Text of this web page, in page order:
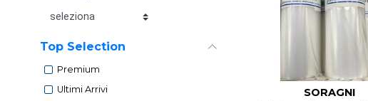
Ordina per
Top Selection
Premium
Ultimi Arrivi
SORAGNI